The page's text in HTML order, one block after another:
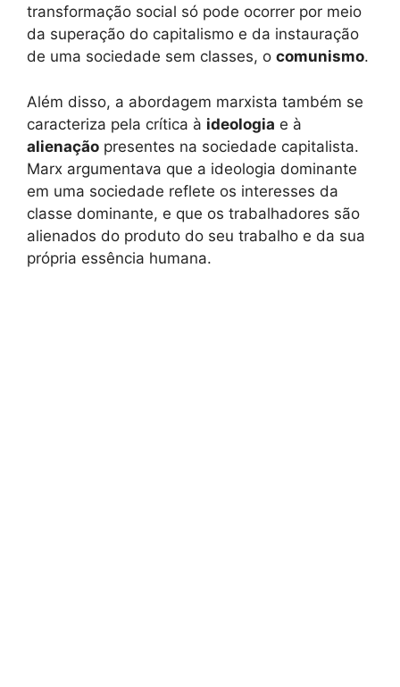
transformação social só pode ocorrer por meio
da superação do capitalismo e da instauração
de uma sociedade sem classes, o comunismo.
Além disso, a abordagem marxista também se
caracteriza pela crítica à ideologia e à
alienação presentes na sociedade capitalista.
Marx argumentava que a ideologia dominante
em uma sociedade reflete os interesses da
classe dominante, e que os trabalhadores são
alienados do produto do seu trabalho e da sua
própria essência humana.